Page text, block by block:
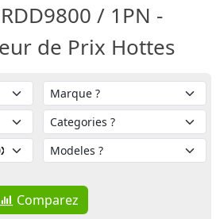
/ 1PN -
de Prix Hottes
Comparez